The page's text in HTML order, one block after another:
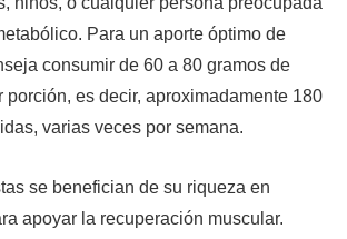
Para un aporte óptimo de
consumir de 60 a 80 gramos de
porción, es decir, aproximadamente 180
varias veces por semana.
se benefician de su riqueza en
apoyar la recuperación muscular.